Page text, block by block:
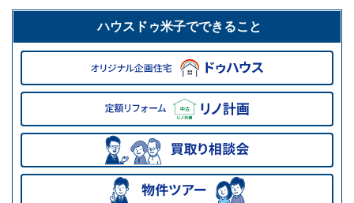
ハウスドゥ米子でできること